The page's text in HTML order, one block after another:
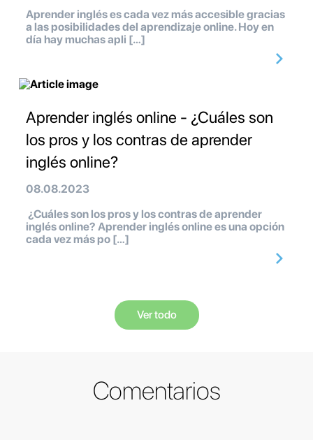
Aprender inglés es cada vez más accesible gracias
a las posibilidades del aprendizaje online. Hoy en
día hay muchas apli […]
Aprender inglés online - ¿Cuáles son
los pros y los contras de aprender
inglés online?
08.08.2023
¿Cuáles son los pros y los contras de aprender
inglés online? Aprender inglés online es una opción
cada vez más po […]
Ver todo
Comentarios